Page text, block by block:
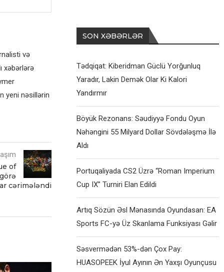
və
xəbərlərə
yeni nəsillərin
of
cərimələndi
SON XƏBƏRLƏR
Tədqiqat: Kiberidman Güclü Yorğunluq
Yaradır, Lakin Demək Olar Ki Kalori
Yandırmır
Böyük Rezonans: Səudiyyə Fondu Oyun
Nəhəngini 55 Milyard Dollar Sövdələşmə İlə
Aldı
Portuqaliyada CS2 Üzrə “Roman Imperium
Cup IX” Turniri Elan Edildi
Artıq Sözün Əsl Mənasında Oyundasan: EA
Sports FC-yə Üz Skanlama Funksiyası Gəlir
Səsvermədən 53%-dən Çox Pay:
HUASOPEEK İyul Ayının Ən Yaxşı Oyunçusu